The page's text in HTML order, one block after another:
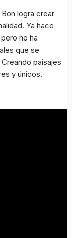
logra crear
Ya hace
no ha
que se
paisajes
y únicos.